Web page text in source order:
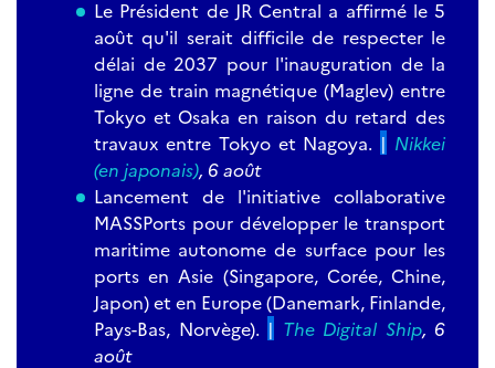
Le Président de JR Central a affirmé le 5
août qu'il serait difficile de respecter le
délai de 2037 pour l'inauguration de la
ligne de train magnétique (Maglev) entre
Tokyo et Osaka en raison du retard des
travaux entre Tokyo et Nagoya. | Nikkei
(en japonais), 6 août
Lancement de l'initiative collaborative
MASSPorts pour développer le transport
maritime autonome de surface pour les
ports en Asie (Singapore, Corée, Chine,
Japon) et en Europe (Danemark, Finlande,
Pays-Bas, Norvège). | The Digital Ship, 6
août